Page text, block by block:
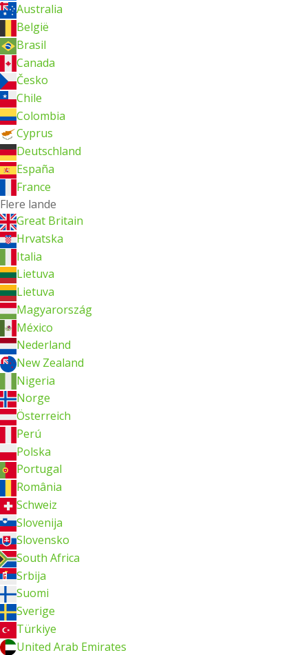
Australia
België
Brasil
Canada
Česko
Chile
Colombia
Cyprus
Deutschland
España
France
Flere lande
Great Britain
Hrvatska
Italia
Lietuva
Lietuva
Magyarország
México
Nederland
New Zealand
Nigeria
Norge
Österreich
Perú
Polska
Portugal
România
Schweiz
Slovenija
Slovensko
South Africa
Srbija
Suomi
Sverige
Türkiye
United Arab Emirates